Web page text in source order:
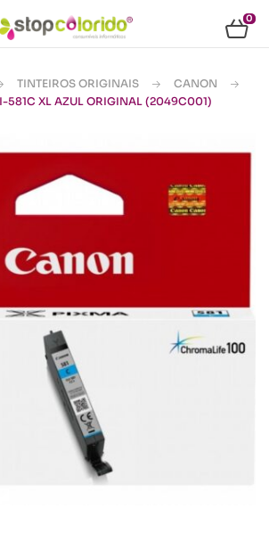
0
TINTEIROS ORIGINAIS
CANON
581C XL AZUL ORIGINAL (2049C001)